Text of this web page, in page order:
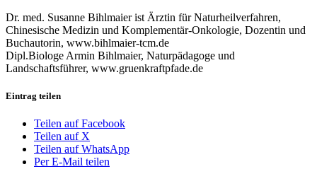
Dr. med. Susanne Bihlmaier ist Ärztin für Naturheilverfahren,
Chinesische Medizin und Komplementär-Onkologie, Dozentin und
Buchautorin, www.bihlmaier-tcm.de
Dipl.Biologe Armin Bihlmaier, Naturpädagoge und
Landschaftsführer, www.gruenkraftpfade.de
Eintrag teilen
Teilen auf Facebook
Teilen auf X
Teilen auf WhatsApp
Per E-Mail teilen